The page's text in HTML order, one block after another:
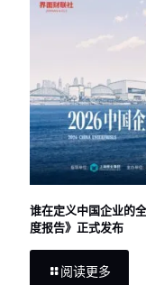
谁在定义中国企业的
度报告》正式发布
阅读更多